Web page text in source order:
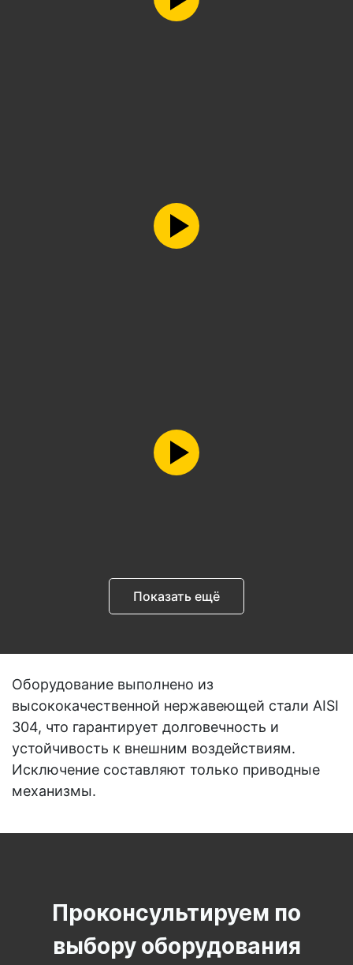
Показать ещё
Оборудование выполнено из
высококачественной нержавеющей стали AISI
304, что гарантирует долговечность и
устойчивость к внешним воздействиям.
Исключение составляют только приводные
механизмы.
Проконсультируем по
выбору оборудования